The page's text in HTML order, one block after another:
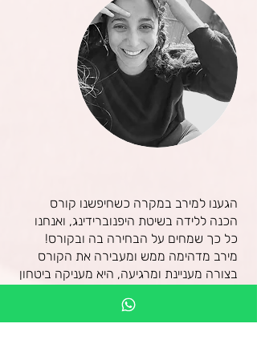
הגענו למירב במקרה כשחיפשנו קורס
הכנה ללידה בשיטת היפנוברידינג, ואנחנו
כל כך שמחים על הבחירה בה ובקורס!
מירב מדהימה ממש ומעבירה את הקורס
בצורה מעניינת ומרגיעה, היא מעניקה ביטחון
נהנו מאוד ואנחנו הכי ממליצים, זה קורס
חובה עם מירב היא נותנת את כל הידע